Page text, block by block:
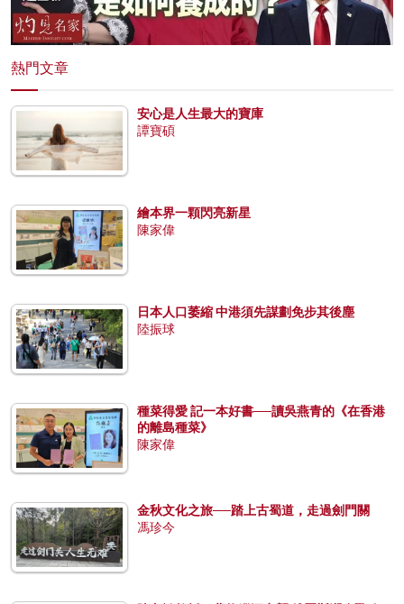
熱門文章
安心是人生最大的寶庫
譚寶碩
繪本界一顆閃亮新星
陳家偉
日本人口萎縮 中港須先謀劃免步其後塵
陸振球
種菜得愛 記一本好書──讀吳燕青的《在香港
的離島種菜》
陳家偉
金秋文化之旅──踏上古蜀道，走過劍門關
馮珍今